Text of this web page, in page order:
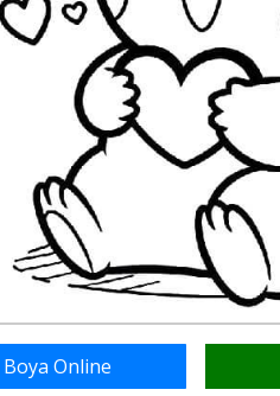
Boya Online